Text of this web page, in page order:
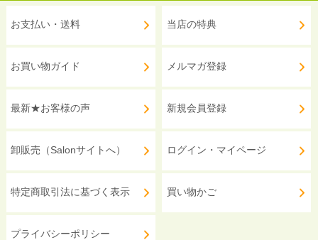
お支払い・送料
お買い物ガイド
最新★お客様の声
卸販売（Salonサイトへ）
特定商取引法に基づく表示
プライバシーポリシー
当店の特典
メルマガ登録
新規会員登録
ログイン・マイページ
買い物かご